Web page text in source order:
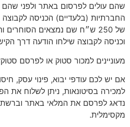
שהם עולים לפרסום באתר ולפני
החברתיות (בלעדיים) הכניסה
של 250 ש״ח שם נמצאים
וכניסה לקבוצה שילחו הודעה דרך
מעוניינים למכור סטוק או לפרסם
אם יש לכם עודפי יבוא, פינוי עסק,
למכירה בסיטונאות, ניתן לשלוח את
נדאג לפרסם את המלאי באתר
מקסימלית.